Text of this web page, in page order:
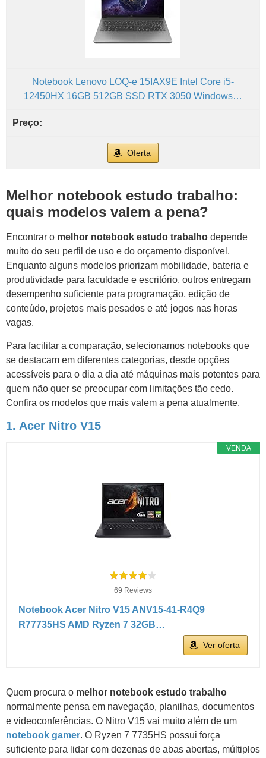
Notebook Lenovo LOQ-e 15IAX9E Intel Core i5-
12450HX 16GB 512GB SSD RTX 3050 Windows…
Oferta
Melhor notebook estudo trabalho:
quais modelos valem a pena?
Encontrar o melhor notebook estudo trabalho depende
muito do seu perfil de uso e do orçamento disponível.
Enquanto alguns modelos priorizam mobilidade, bateria e
produtividade para faculdade e escritório, outros entregam
desempenho suficiente para programação, edição de
conteúdo, projetos mais pesados e até jogos nas horas
vagas.
Para facilitar a comparação, selecionamos notebooks que
se destacam em diferentes categorias, desde opções
acessíveis para o dia a dia até máquinas mais potentes para
quem não quer se preocupar com limitações tão cedo.
Confira os modelos que mais valem a pena atualmente.
1. Acer Nitro V15
VENDA
69 Reviews
Notebook Acer Nitro V15 ANV15-41-R4Q9
R77735HS AMD Ryzen 7 32GB…
Ver oferta
Quem procura o melhor notebook estudo trabalho
normalmente pensa em navegação, planilhas, documentos
e videoconferências. O Nitro V15 vai muito além de um
notebook gamer. O Ryzen 7 7735HS possui força
suficiente para lidar com dezenas de abas abertas, múltiplos